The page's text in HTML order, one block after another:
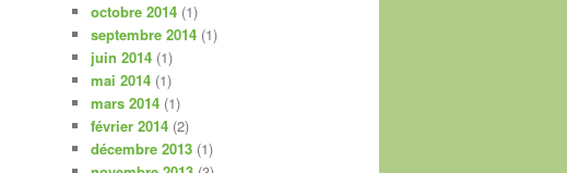
octobre 2014 (1)
septembre 2014 (1)
juin 2014 (1)
mai 2014 (1)
mars 2014 (1)
février 2014 (2)
décembre 2013 (1)